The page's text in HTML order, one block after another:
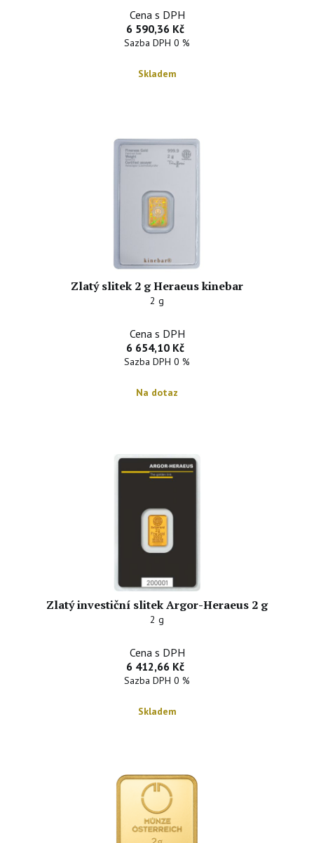
Cena s DPH
6 590,36 Kč
Sazba DPH 0 %
Skladem
Zlatý slitek 2 g Heraeus kinebar
2 g
Cena s DPH
6 654,10 Kč
Sazba DPH 0 %
Na dotaz
Zlatý investiční slitek Argor-Heraeus 2 g
2 g
Cena s DPH
6 412,66 Kč
Sazba DPH 0 %
Skladem